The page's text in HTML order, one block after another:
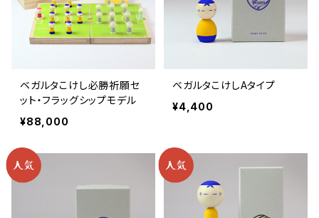
ベガルタこけし必勝祈願セ
ット・フラッグシップモデル
¥88,000
ベガルタこけしAタイプ
¥4,400